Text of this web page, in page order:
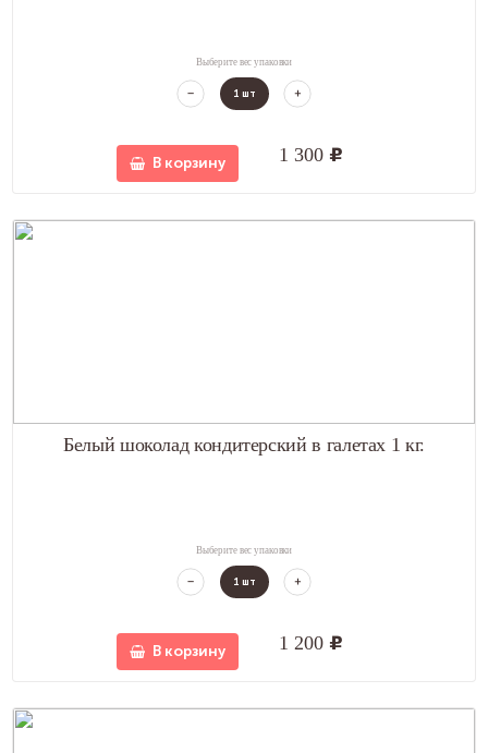
Выберите вес упаковки
1 шт
В корзину 1 300 u
Белый шоколад кондитерский в галетах 1 кг.
Выберите вес упаковки
1 шт
В корзину 1 200 u